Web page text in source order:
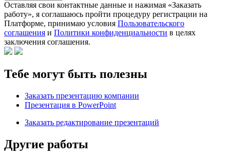
Оставляя свои контактные данные и нажимая «Заказать
работу», я соглашаюсь пройти процедуру регистрации на
Платформе, принимаю условия Пользовательского
соглашения и Политики конфиденциальности в целях
заключения соглашения.
Тебе могут быть полезны
Заказать презентацию компании
Презентация в PowerPoint
Заказать редактирование презентаций
Другие работы